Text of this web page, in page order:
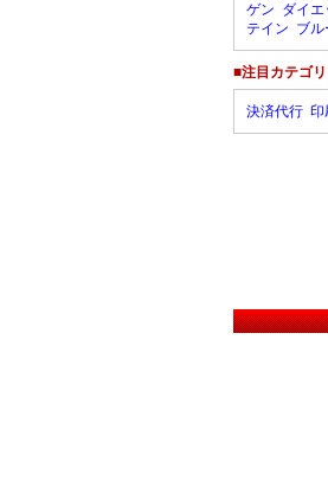
ゲン ダイエ
テイン ブル
■注目カテゴ
決済代行 印